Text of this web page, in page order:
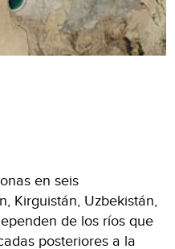
en seis
Kirguistán, Uzbekistán,
de los ríos que
posteriores a la